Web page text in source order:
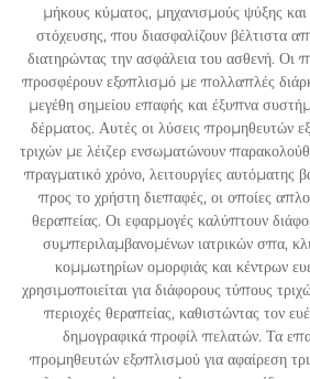
μήκους κύματος, μηχανισμούς ψύξης και
στόχευσης, που διασφαλίζουν βέλτιστα
διατηρώντας την ασφάλεια του ασθενή. Οι
προσφέρουν εξοπλισμό με πολλαπλές
μεγέθη σημείου επαφής και έξυπνα
δέρματος. Αυτές οι λύσεις προμηθευτών
τριχών με λέιζερ ενσωματώνουν
πραγματικό χρόνο, λειτουργίες αυτόματης
προς το χρήστη διεπαφές, οι οποίες
θεραπείας. Οι εφαρμογές καλύπτουν
συμπεριλαμβανομένων ιατρικών σπα,
κομμωτηρίων ομορφιάς και κέντρων
χρησιμοποιείται για διάφορους τύπους
περιοχές θεραπείας, καθιστώντας τον
δημογραφικά προφίλ πελατών. Τα
προμηθευτών εξοπλισμού για αφαίρεση